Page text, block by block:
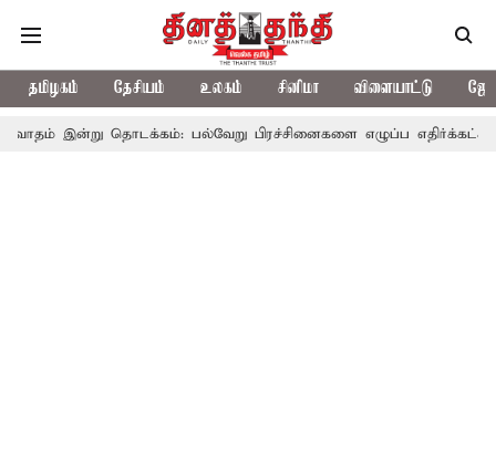
தமிழகம் தேசியம் உலகம் சினிமா விளையாட்டு
பல்வேறு பிரச்சினைகளை எழுப்ப எதிர்க்கட்சிகள் திட்டம்